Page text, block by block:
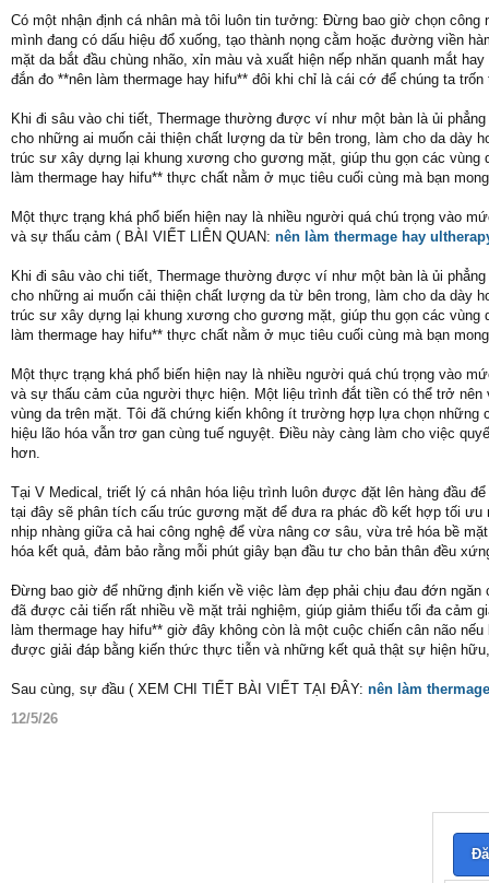
Có một nhận định cá nhân mà tôi luôn tin tưởng: Đừng bao giờ chọn
mình đang có dấu hiệu đổ xuống, tạo thành nọng cằm hoặc đường viền
mặt da bắt đầu chùng nhão, xỉn màu và xuất hiện nếp nhăn quanh mắt
đắn đo **nên làm thermage hay hifu** đôi khi chỉ là cái cớ để chúng ta
Khi đi sâu vào chi tiết, Thermage thường được ví như một bàn là ủi
cho những ai muốn cải thiện chất lượng da từ bên trong, làm cho da dày
trúc sư xây dựng lại khung xương cho gương mặt, giúp thu gọn các
làm thermage hay hifu** thực chất nằm ở mục tiêu cuối cùng mà bạn
Một thực trạng khá phổ biến hiện nay là nhiều người quá chú trọng vào
và sự thấu cảm ( BÀI VIẾT LIÊN QUAN: nên làm thermage hay
Khi đi sâu vào chi tiết, Thermage thường được ví như một bàn là ủi
cho những ai muốn cải thiện chất lượng da từ bên trong, làm cho da dày
trúc sư xây dựng lại khung xương cho gương mặt, giúp thu gọn các
làm thermage hay hifu** thực chất nằm ở mục tiêu cuối cùng mà bạn
Một thực trạng khá phổ biến hiện nay là nhiều người quá chú trọng vào
và sự thấu cảm của người thực hiện. Một liệu trình đắt tiền có thể trở
vùng da trên mặt. Tôi đã chứng kiến không ít trường hợp lựa chọn
hiệu lão hóa vẫn trơ gan cùng tuế nguyệt. Điều này càng làm cho việc
hơn.
Tại V Medical, triết lý cá nhân hóa liệu trình luôn được đặt lên hàng đầu
tại đây sẽ phân tích cấu trúc gương mặt để đưa ra phác đồ kết hợp tối
nhịp nhàng giữa cả hai công nghệ để vừa nâng cơ sâu, vừa trẻ hóa bề
hóa kết quả, đảm bảo rằng mỗi phút giây bạn đầu tư cho bản thân đều
Đừng bao giờ để những định kiến về việc làm đẹp phải chịu đau đớn
đã được cải tiến rất nhiều về mặt trải nghiệm, giúp giảm thiểu tối đa cảm
làm thermage hay hifu** giờ đây không còn là một cuộc chiến cân não
được giải đáp bằng kiến thức thực tiễn và những kết quả thật sự hiện
Sau cùng, sự đầu ( XEM CHI TIẾT BÀI VIẾT TẠI ĐÂY: nên làm
12/5/26